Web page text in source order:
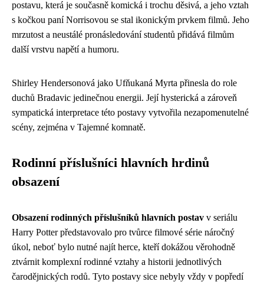
postavu, která je současně komická i trochu děsivá, a jeho vztah
s kočkou paní Norrisovou se stal ikonickým prvkem filmů. Jeho
mrzutost a neustálé pronásledování studentů přidává filmům
další vrstvu napětí a humoru.
Shirley Hendersonová jako Ufňukaná Myrta přinesla do role
duchů Bradavic jedinečnou energii. Její hysterická a zároveň
sympatická interpretace této postavy vytvořila nezapomenutelné
scény, zejména v Tajemné komnatě.
Rodinní příslušníci hlavních hrdinů
obsazení
Obsazení rodinných příslušníků hlavních postav v seriálu
Harry Potter představovalo pro tvůrce filmové série náročný
úkol, neboť bylo nutné najít herce, kteří dokážou věrohodně
ztvárnit komplexní rodinné vztahy a historii jednotlivých
čarodějnických rodů. Tyto postavy sice nebyly vždy v popředí